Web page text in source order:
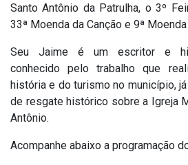
Santo Antônio da Patrulha, o 3º
33ª Moenda da Canção e 9ª
Seu Jaime é um escritor e
conhecido pelo trabalho que
história e do turismo no município,
de resgate histórico sobre a Igreja
Antônio.
Acompanhe abaixo a programação